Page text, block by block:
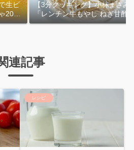
生ビ
2026
【3分クッキング】小林まさみ
「レンチン牛もやし ねぎ甘酢
れ」作り方
連記事
レシピ